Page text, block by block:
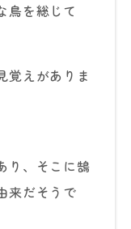
鳥を総じて
覚えがありま
り、そこに鵠
来だそうで